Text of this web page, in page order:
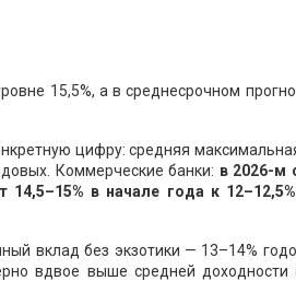
15,5%, а в среднесрочном
цифру: средняя
Коммерческие банки: в 2026-м
в начале года к
вклад без экзотики — 13–14%
вдвое выше средней доходности